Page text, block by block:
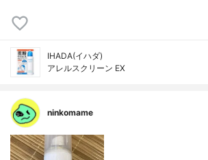
IHADA(イハダ)
アレルスクリーン EX
ninkomame